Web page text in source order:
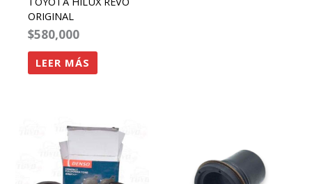
ORIGINAL
$580,000
LEER MÁS